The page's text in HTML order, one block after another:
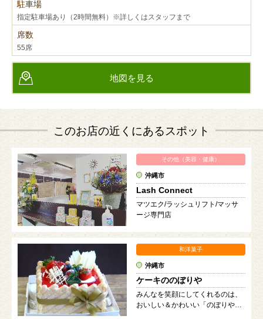
駐車場
指定駐車場あり（2時間無料）※詳しくはスタッフまで
席数
55席
地図を見る
このお店の近くにあるスポット
その他（美容・健康）
沖縄市
Lash Connect
マツエク/ラッシュリフト/マッサ
ージ専門店
和洋菓子
沖縄市
ケーキののぼりや
みんなを笑顔にしてくれるのは、
おいしい＆かわいい「のぼりや」